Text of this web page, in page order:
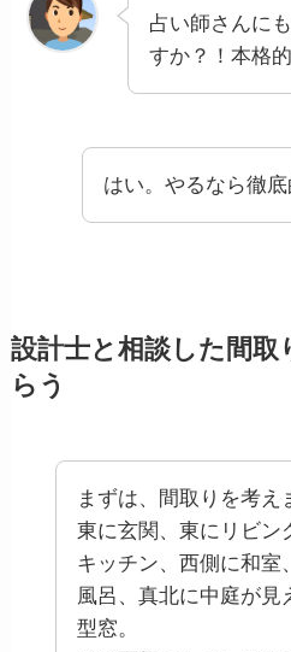
占い師さんに
すか？！本格的
はい。やるなら徹底
設計士と相談した間取
らう
まずは、間取りを考え
東に玄関、東にリビン
キッチン、西側に和室
風呂、真北に中庭が見
型窓。